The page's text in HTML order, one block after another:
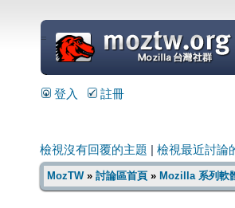
=
登入 註冊
檢視沒有回覆的主題 檢視最近討論
MozTW» 討論區首頁 » Mozilla 系列軟